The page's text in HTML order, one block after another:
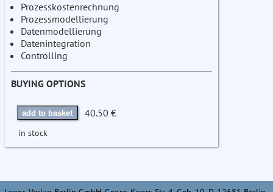
Prozesskostenrechnung
Prozessmodellierung
Datenmodellierung
Datenintegration
Controlling
BUYING OPTIONS
add to basket 40.50 €
in stock